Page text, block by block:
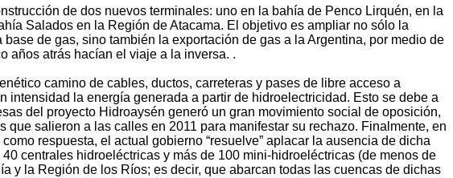
de dos nuevos terminales: uno en la bahía de Penco Lirquén, en la
Salados en la Región de Atacama. El objetivo es ampliar no sólo la
de gas, sino también la exportación de gas a la Argentina, por medio de
años atrás hacían el viaje a la inversa. .
camino de cables, ductos, carreteras y pases de libre acceso a
intensidad la energía generada a partir de hidroelectricidad. Esto se debe a
del proyecto Hidroaysén generó un gran movimiento social de oposición,
que salieron a las calles en 2011 para manifestar su rechazo. Finalmente, en
respuesta, el actual gobierno “resuelve” aplacar la ausencia de dicha
centrales hidroeléctricas y más de 100 mini-hidroeléctricas (de menos de
y la Región de los Ríos; es decir, que abarcan todas las cuencas de dichas